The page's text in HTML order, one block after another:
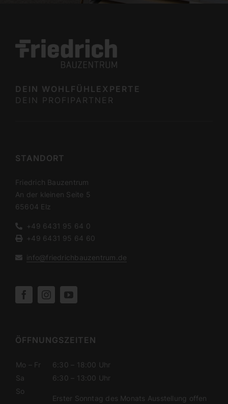
DEIN WOHLFÜHL­EX­PERTE
DEIN PROFI­PARTNER
STANDORT
Friedrich Bauzentrum
An der kleinen Seite 5
65604 Elz
+49 6431 95 64 0
+49 6431 95 64 60
info@​friedrichbauzentrum.​de
ÖFFNUNGS­ZEITEN
Mo – Fr
6:30 – 18:00 Uhr
Sa
6:30 – 13:00 Uhr
So
Erster Sonntag des Monats Ausstellung offen